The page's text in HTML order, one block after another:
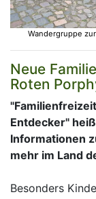
Wandergruppe
Neue
Roten
Entdecker"
Informationen
mehr im Land
Besonders